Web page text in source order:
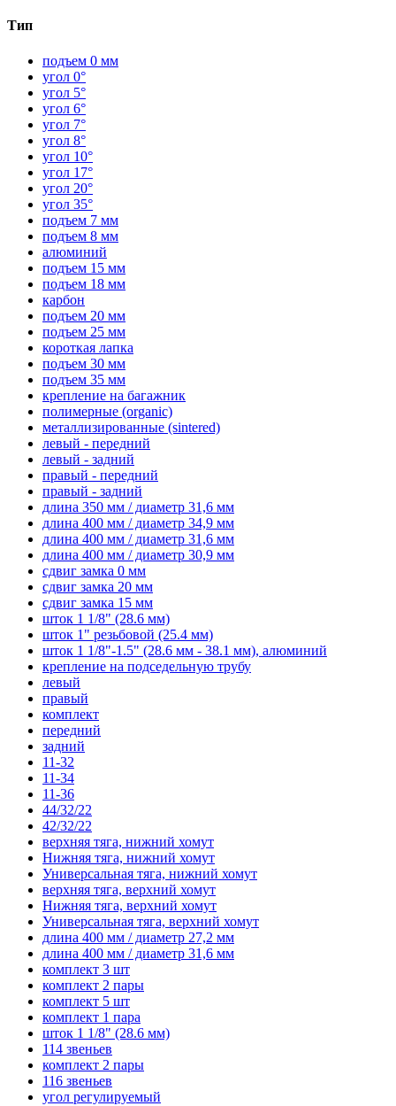
Тип
подъем 0 мм
угол 0°
угол 5°
угол 6°
угол 7°
угол 8°
угол 10°
угол 17°
угол 20°
угол 35°
подъем 7 мм
подъем 8 мм
алюминий
подъем 15 мм
подъем 18 мм
карбон
подъем 20 мм
подъем 25 мм
короткая лапка
подъем 30 мм
подъем 35 мм
крепление на багажник
полимерные (organic)
металлизированные (sintered)
левый - передний
левый - задний
правый - передний
правый - задний
длина 350 мм / диаметр 31,6 мм
длина 400 мм / диаметр 34,9 мм
длина 400 мм / диаметр 31,6 мм
длина 400 мм / диаметр 30,9 мм
сдвиг замка 0 мм
сдвиг замка 20 мм
сдвиг замка 15 мм
шток 1 1/8" (28.6 мм)
шток 1" резьбовой (25.4 мм)
шток 1 1/8"-1.5" (28.6 мм - 38.1 мм), алюминий
крепление на подседельную трубу
левый
правый
комплект
передний
задний
11-32
11-34
11-36
44/32/22
42/32/22
верхняя тяга, нижний хомут
Нижняя тяга, нижний хомут
Универсальная тяга, нижний хомут
верхняя тяга, верхний хомут
Нижняя тяга, верхний хомут
Универсальная тяга, верхний хомут
длина 400 мм / диаметр 27,2 мм
длина 400 мм / диаметр 31,6 мм
комплект 3 шт
комплект 2 пары
комплект 5 шт
комплект 1 пара
шток 1 1/8" (28.6 мм)
114 звеньев
комплект 2 пары
116 звеньев
угол регулируемый